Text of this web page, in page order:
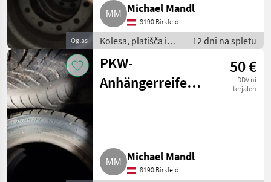
Oglas
Michael Mandl
8190 Birkfeld
Kolesa, platišča in
pnevmatike /
Pnevmatika za
priklopnik
12 dni na spletu
PKW-
Anhängerreifen
50 €
DDV ni
terjalen
Michael Mandl
8190 Birkfeld